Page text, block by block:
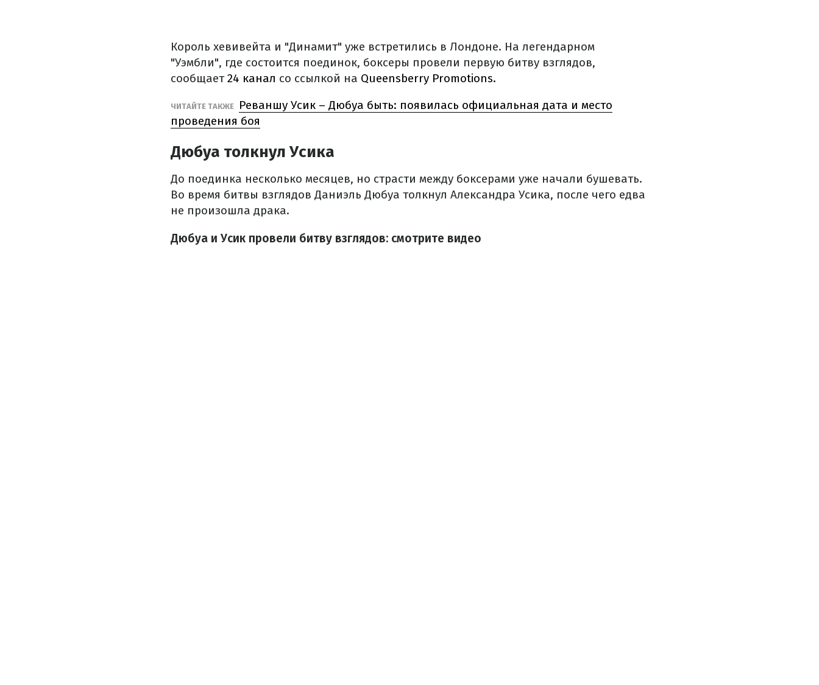
Король хевивейта и "Динамит" уже встретились в Лондоне. На легендарном
"Уэмбли", где состоится поединок, боксеры провели первую битву взглядов,
сообщает24 канал со ссылкой на Queensberry Promotions.
ЧИТАЙТЕ ТАКЖЕ
Реваншу Усик – Дюбуа быть: появилась официальная дата и место
проведения боя
Дюбуа толкнул Усика
До поединка несколько месяцев, но страсти между боксерами уже начали бушевать.
Во время битвы взглядов Даниэль Дюбуа толкнул Александра Усика, после чего едва
не произошла драка.
Дюбуа и Усик провели битву взглядов: смотрите видео